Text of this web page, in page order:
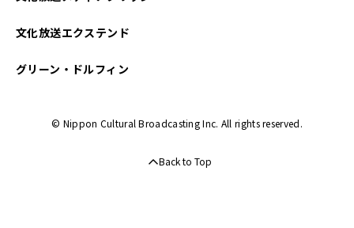
文化放送エクステンド
グリーン・ドルフィン
© Nippon Cultural Broadcasting Inc. All rights reserved.
Back to Top